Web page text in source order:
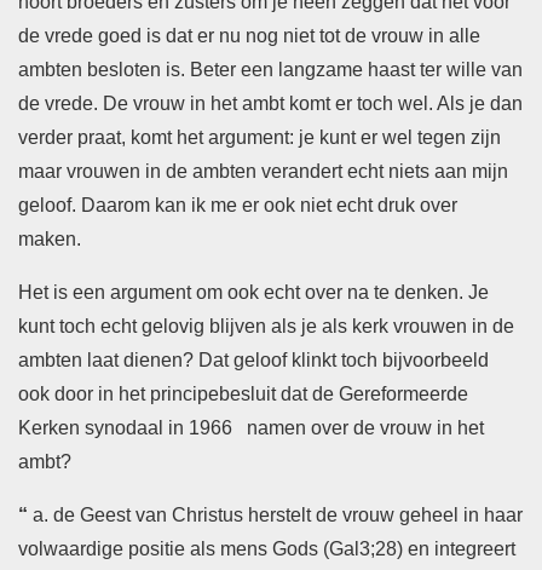
de vrede goed is dat er nu nog niet tot de vrouw in alle
ambten besloten is. Beter een langzame haast ter wille van
de vrede. De vrouw in het ambt komt er toch wel. Als je dan
verder praat, komt het argument: je kunt er wel tegen zijn
maar vrouwen in de ambten verandert echt niets aan mijn
geloof. Daarom kan ik me er ook niet echt druk over
maken.
Het is een argument om ook echt over na te denken. Je
kunt toch echt gelovig blijven als je als kerk vrouwen in de
ambten laat dienen? Dat geloof klinkt toch bijvoorbeeld
ook door in het principebesluit dat de Gereformeerde
Kerken synodaal in 1966 namen over de vrouw in het
ambt?
“ a. de Geest van Christus herstelt de vrouw geheel in haar
volwaardige positie als mens Gods (Gal3;28) en integreert